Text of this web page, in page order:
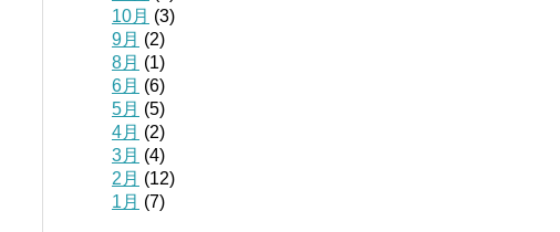
10月 (3)
9月 (2)
8月 (1)
6月 (6)
5月 (5)
4月 (2)
3月 (4)
2月 (12)
1月 (7)